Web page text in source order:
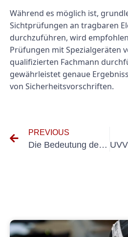
Während es möglich ist,
Sichtprüfungen an tragbaren
durchzuführen, wird
Prüfungen mit Spezialgeräten
qualifizierten Fachmann
gewährleistet genaue
von Sicherheitsvorschriften.
PREVIOUS
Die Bedeutung der DIN VDE-Prüfung in der elektrischen Sicherheit verstehen